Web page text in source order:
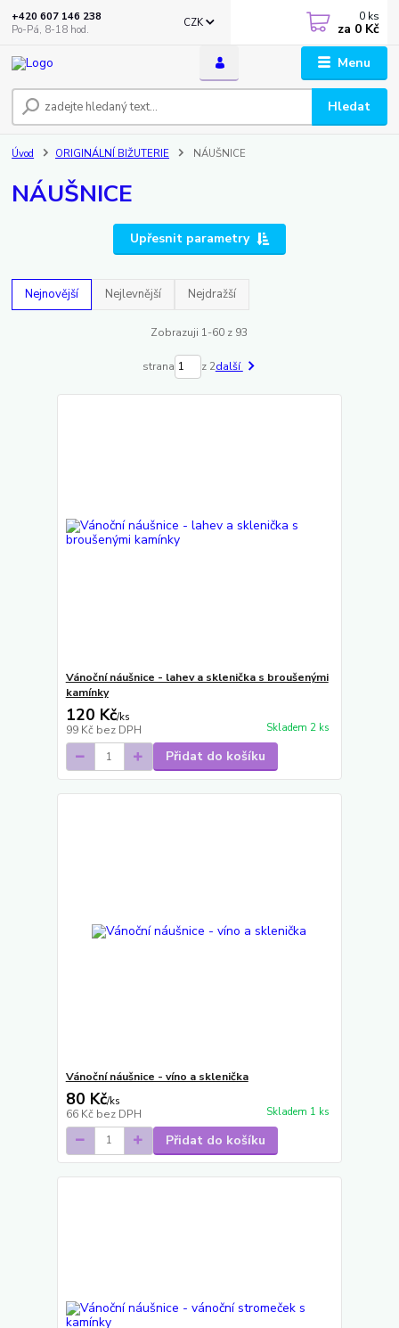
Menu
CZK
Hledat
+420 607 146 238
Po-Pá, 8-18 hod.
0 ks
za 0 Kč
Úvod ORIGINÁLNÍ BIŽUTERIE NÁUŠNICE
NÁUŠNICE
Upřesnit parametry
Nejnovější Nejlevnější Nejdražší
Zobrazuji 1-60 z 93
strana z 2další
Vánoční náušnice - lahev a sklenička s broušenými
kamínky
120 Kč/ks
99 Kč bez DPH Skladem 2 ks
Přidat do košíku
Vánoční náušnice - víno a sklenička
80 Kč/ks
66 Kč bez DPH Skladem 1 ks
Přidat do košíku